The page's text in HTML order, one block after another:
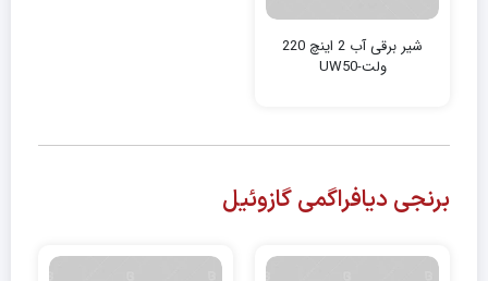
شیر برقی آب 2 اینچ 220
ولت-UW50
برنجی دیافراگمی گازوئیل